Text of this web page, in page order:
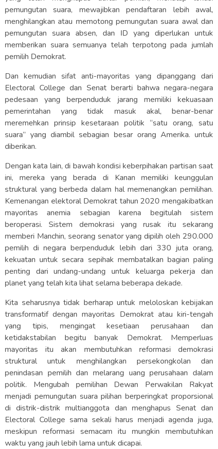
pemungutan suara, mewajibkan pendaftaran lebih awal,
menghilangkan atau memotong pemungutan suara awal dan
pemungutan suara absen, dan ID yang diperlukan untuk
memberikan suara semuanya telah terpotong pada jumlah
pemilih Demokrat.
Dan kemudian sifat anti-mayoritas yang dipanggang dari
Electoral College dan Senat berarti bahwa negara-negara
pedesaan yang berpenduduk jarang memiliki kekuasaan
pemerintahan yang tidak masuk akal, benar-benar
meremehkan prinsip kesetaraan politik “satu orang, satu
suara” yang diambil sebagian besar orang Amerika. untuk
diberikan.
Dengan kata lain, di bawah kondisi keberpihakan partisan saat
ini, mereka yang berada di Kanan memiliki keunggulan
struktural yang berbeda dalam hal memenangkan pemilihan.
Kemenangan elektoral Demokrat tahun 2020 mengakibatkan
mayoritas anemia sebagian karena begitulah sistem
beroperasi. Sistem demokrasi yang rusak itu sekarang
memberi Manchin, seorang senator yang dipilih oleh 290.000
pemilih di negara berpenduduk lebih dari 330 juta orang,
kekuatan untuk secara sepihak membatalkan bagian paling
penting dari undang-undang untuk keluarga pekerja dan
planet yang telah kita lihat selama beberapa dekade.
Kita seharusnya tidak berharap untuk meloloskan kebijakan
transformatif dengan mayoritas Demokrat atau kiri-tengah
yang tipis, mengingat kesetiaan perusahaan dan
ketidakstabilan begitu banyak Demokrat. Memperluas
mayoritas itu akan membutuhkan reformasi demokrasi
struktural untuk menghilangkan persekongkolan dan
penindasan pemilih dan melarang uang perusahaan dalam
politik. Mengubah pemilihan Dewan Perwakilan Rakyat
menjadi pemungutan suara pilihan berperingkat proporsional
di distrik-distrik multianggota dan menghapus Senat dan
Electoral College sama sekali harus menjadi agenda juga,
meskipun reformasi semacam itu mungkin membutuhkan
waktu yang jauh lebih lama untuk dicapai.